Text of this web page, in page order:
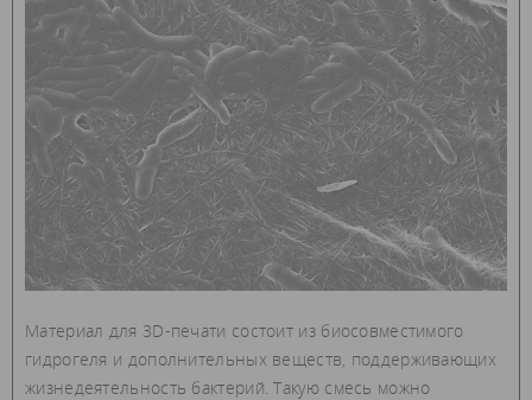
Материал для 3D-печати состоит из биосовместимого
гидрогеля и дополнительных веществ, поддерживающих
жизнедеятельность бактерий. Такую смесь можно